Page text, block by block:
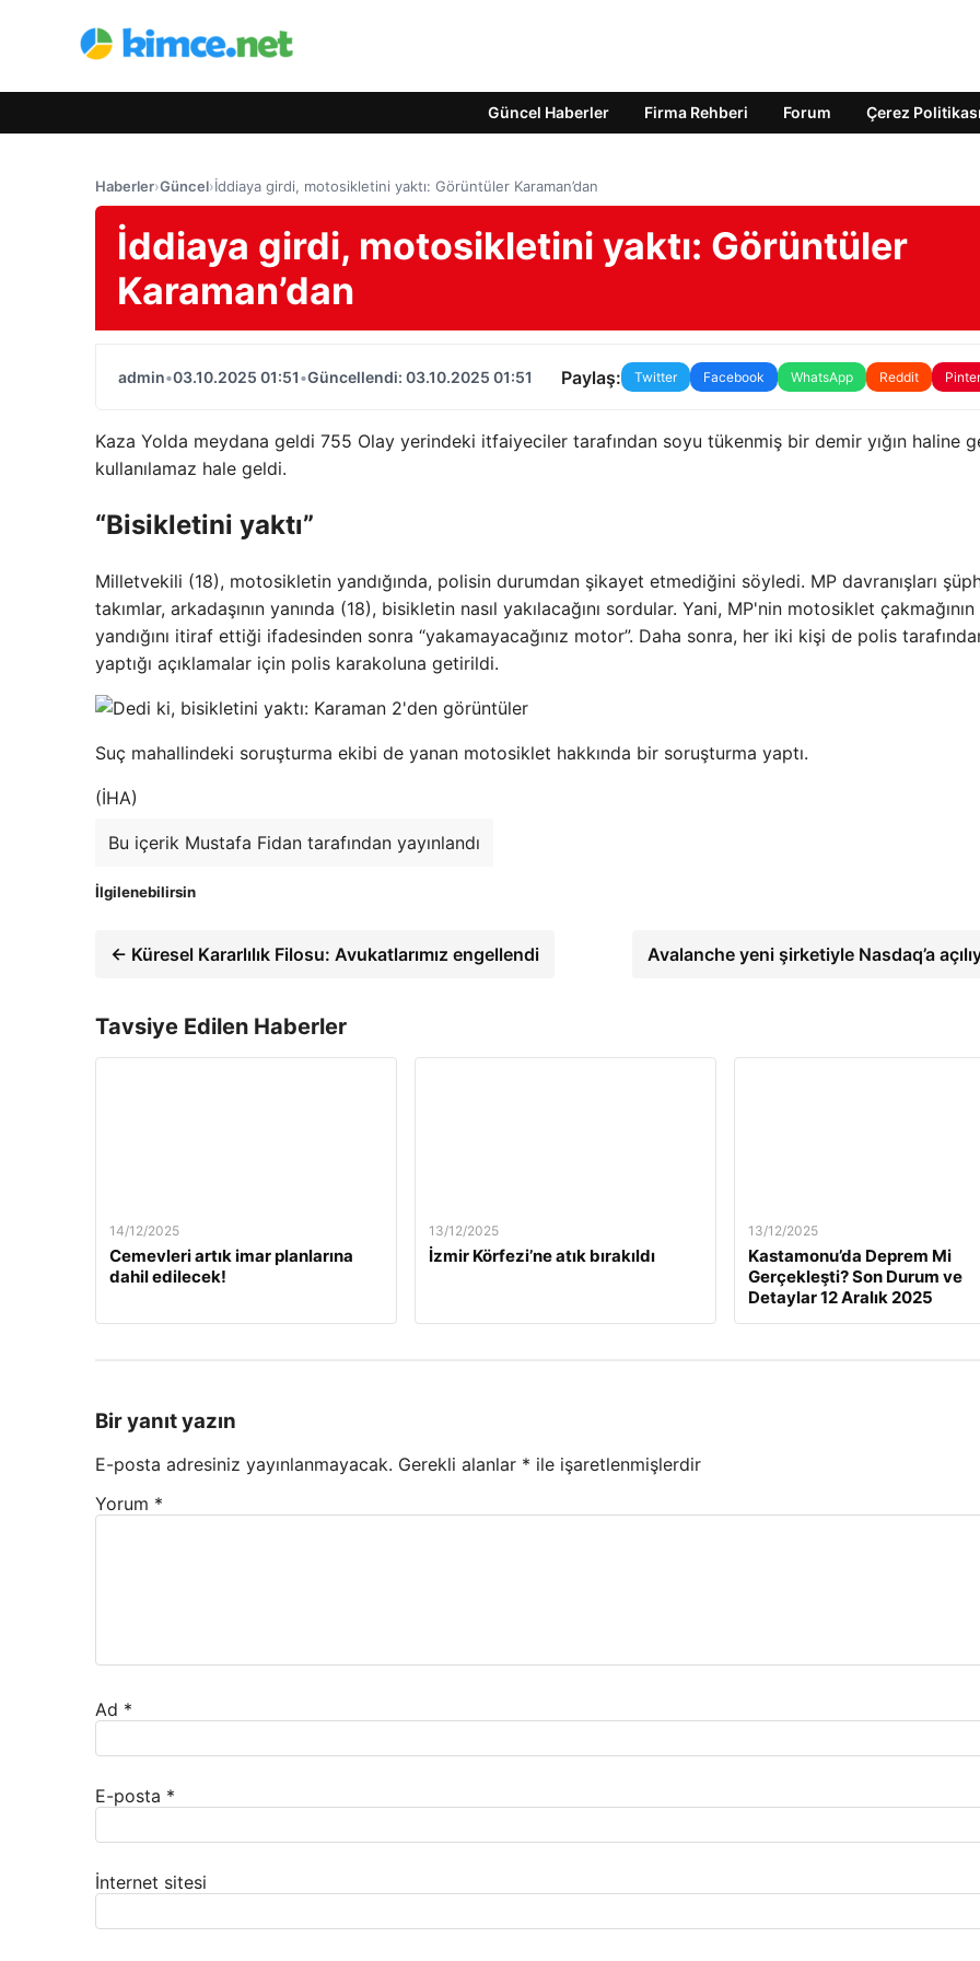
Güncel Haberler Firma Rehberi Forum Çerez Politikası
Haberler›Güncel›İddiaya girdi, motosikletini yaktı: Görüntüler Karaman’dan
İddiaya girdi, motosikletini yaktı: Görüntüler
Karaman’dan
admin•03.10.2025 01:51•Güncellendi: 03.10.2025 01:51 Paylaş: Twitter Facebook WhatsApp Reddit
Kaza Yolda meydana geldi 755 Olay yerindeki itfaiyeciler tarafından soyu tükenmiş bir demir yığın haline
kullanılamaz hale geldi.
“Bisikletini yaktı”
Milletvekili (18), motosikletin yandığında, polisin durumdan şikayet etmediğini söyledi. MP davranışları
takımlar, arkadaşının yanında (18), bisikletin nasıl yakılacağını sordular. Yani, MP'nin motosiklet çakmağının
yandığını itiraf ettiği ifadesinden sonra “yakamayacağınız motor”. Daha sonra, her iki kişi de polis
yaptığı açıklamalar için polis karakoluna getirildi.
Suç mahallindeki soruşturma ekibi de yanan motosiklet hakkında bir soruşturma yaptı.
(İHA)
Bu içerik Mustafa Fidan tarafından yayınlandı
İlgilenebilirsin
← Küresel Kararlılık Filosu: Avukatlarımız engellendi Avalanche yeni şirketiyle Nasdaq’a
Tavsiye Edilen Haberler
14/12/2025
Cemevleri artık imar planlarına
dahil edilecek!
13/12/2025
İzmir Körfezi’ne atık bırakıldı
13/12/2025
Kastamonu’da Deprem Mi
Gerçekleşti? Son Durum ve
Detaylar 12 Aralık 2025
Bir yanıt yazın
E-posta adresiniz yayınlanmayacak. Gerekli alanlar * ile işaretlenmişlerdir
Yorum *
Ad *
E-posta *
İnternet sitesi